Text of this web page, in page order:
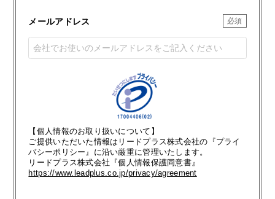
メールアドレス
【個人情報のお取り扱いについて】
ご提供いただいた情報はリードプラス株式会社の『プライ
バシーポリシー』に沿い厳重に管理いたします。
リードプラス株式会社『個人情報保護同意書』
https://www.leadplus.co.jp/privacy/agreement